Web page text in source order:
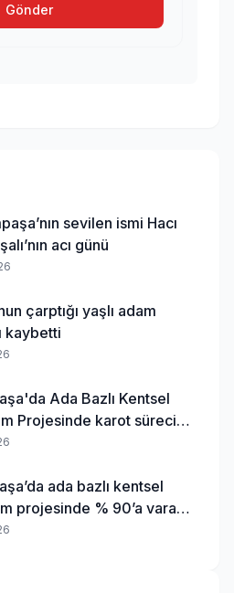
Gönder
sevilen ismi Hacı
acı günü
çarptığı yaşlı adam
kaybetti
Ada Bazlı Kentsel
Projesinde karot süreci
ada bazlı kentsel
projesinde % 90’a varan